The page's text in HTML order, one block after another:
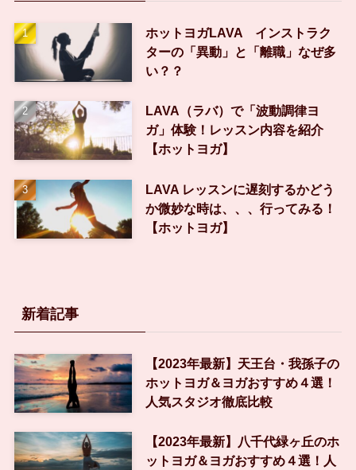
ホットヨガLAVA インストラク
ターの「異動」と「離職」なぜ多
い？？
LAVA（ラバ）で「波動調律ヨ
ガ」体験！レッスン内容を紹介
【ホットヨガ】
LAVA レッスンに遅刻するかどう
か微妙な時は、、、行ってみる！
【ホットヨガ】
新着記事
【2023年最新】天王台・我孫子の
ホットヨガ＆ヨガおすすめ４選！
人気スタジオ徹底比較
【2023年最新】八千代緑ヶ丘のホ
ットヨガ＆ヨガおすすめ４選！人